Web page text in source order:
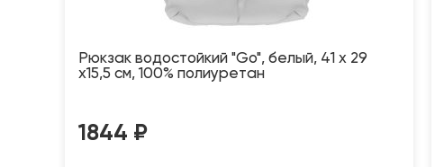
Рюкзак водостойкий "Go", белый, 41 х 29
х15,5 см, 100% полиуретан
1844 ₽